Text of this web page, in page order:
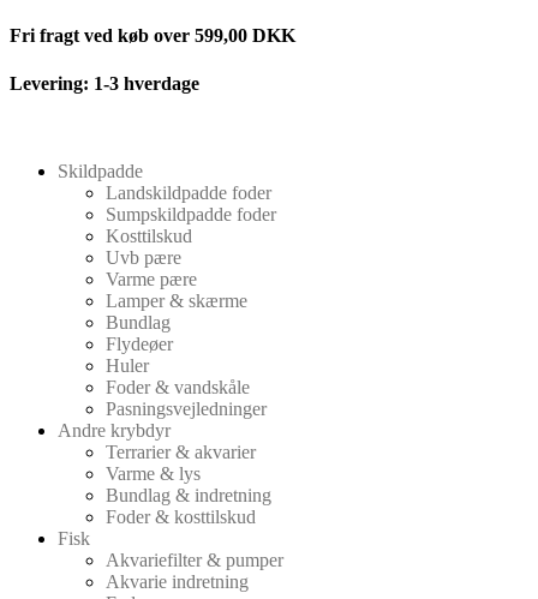
Videre
indhold
Fri fragt ved køb over 599,00 DKK
Levering: 1-3 hverdage
Skildpadde
Landskildpadde foder
Sumpskildpadde foder
Kosttilskud
Uvb pære
Varme pære
Lamper & skærme
Bundlag
Flydeøer
Huler
Foder & vandskåle
Pasningsvejledninger
Andre krybdyr
Terrarier & akvarier
Varme & lys
Bundlag & indretning
Foder & kosttilskud
Fisk
Akvariefilter & pumper
Akvarie indretning